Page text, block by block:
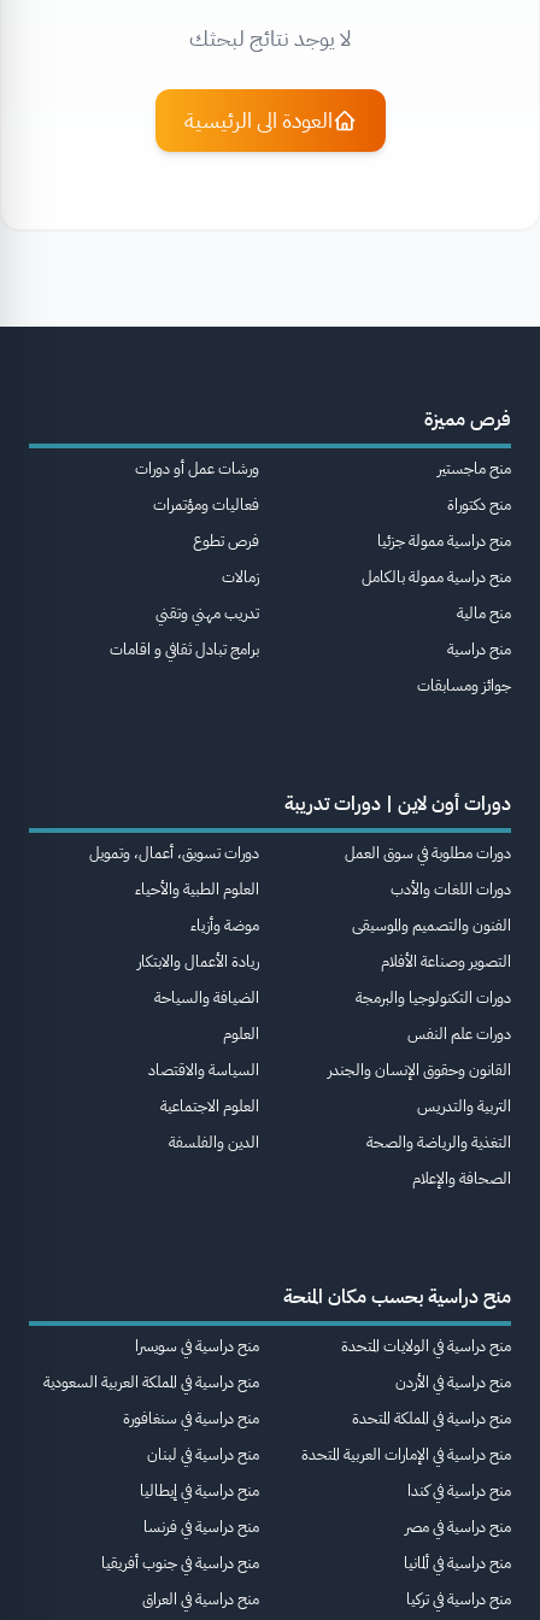
لا يوجد نتائج لبحثك
العودة الى الرئيسية
فرص مميزة
منح ماجستير
منح دكتوراة
منح دراسية ممولة جزئيا
منح دراسية ممولة بالكامل
منح مالية
منح دراسية
جوائز ومسابقات
ورشات عمل أو دورات
فعاليات ومؤتمرات
فرص تطوع
زمالات
تدريب مهني وتقني
برامج تبادل ثقافي و اقامات
دورات أون لاين | دورات تدريبة
دورات مطلوبة في سوق العمل
دورات اللغات والأدب
الفنون والتصميم والموسيقى
التصوير وصناعة الأفلام
دورات التكنولوجيا والبرمجة
دورات علم النفس
القانون وحقوق الإنسان والجندر
التربية والتدريس
التغذية والرياضة والصحة
الصحافة والإعلام
دورات تسويق، أعمال، وتمويل
العلوم الطبية والأحياء
موضة وأزياء
ريادة الأعمال والابتكار
الضيافة والسياحة
العلوم
السياسة والاقتصاد
العلوم الاجتماعية
الدين والفلسفة
منح دراسية بحسب مكان المنحة
منح دراسية في الولايات المتحدة
منح دراسية في الأردن
منح دراسية في المملكة المتحدة
منح دراسية في الإمارات العربية المتحدة
منح دراسية في كندا
منح دراسية في مصر
منح دراسية في ألمانيا
منح دراسية في تركيا
منح دراسية في سويسرا
منح دراسية في المملكة العربية السعودية
منح دراسية في سنغافورة
منح دراسية في لبنان
منح دراسية في إيطاليا
منح دراسية في فرنسا
منح دراسية في جنوب أفريقيا
منح دراسية في العراق